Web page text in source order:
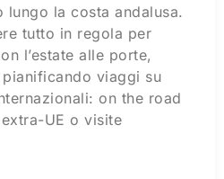
la costa andalusa.
tutto in regola per
l’estate alle porte,
viaggi su
on the road
UE o visite